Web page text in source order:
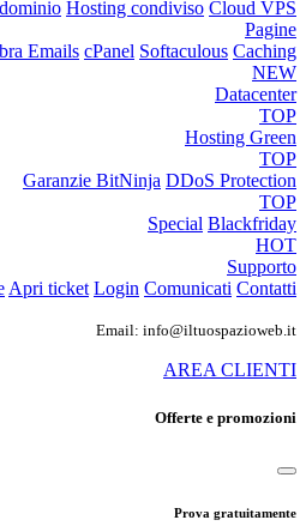
Hosting condiviso Cloud VPS
Pagine
Emails cPanel Softaculous Caching
NEW
Datacenter
TOP
Hosting Green
TOP
Garanzie BitNinja DDoS Protection
TOP
Special Blackfriday
HOT
Supporto
Apri ticket Login Comunicati Contatti
Email: info@iltuospazioweb.it
AREA CLIENTI
Offerte e promozioni
Prova gratuitamente